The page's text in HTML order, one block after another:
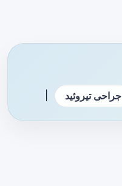
جراحی تیروئید